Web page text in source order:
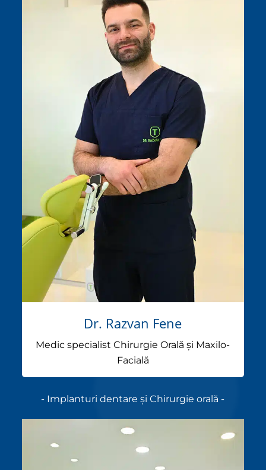
Dr. Razvan Fene
Medic specialist Chirurgie Orală și Maxilo-
Facială
- Implanturi dentare și Chirurgie orală -